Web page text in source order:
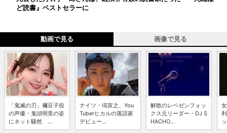
ど読書』ベストセラーに
動画で見る 画像で見る
「鬼滅の刃」禰豆子役
の声優・鬼頭明里の姿
にネット騒然 ...
ナイツ・塙宣之、You
Tuberヒカルの落語家
デビュー...
解散のレペゼンフォッ
クス元リーダー・DJ S
HACHO...